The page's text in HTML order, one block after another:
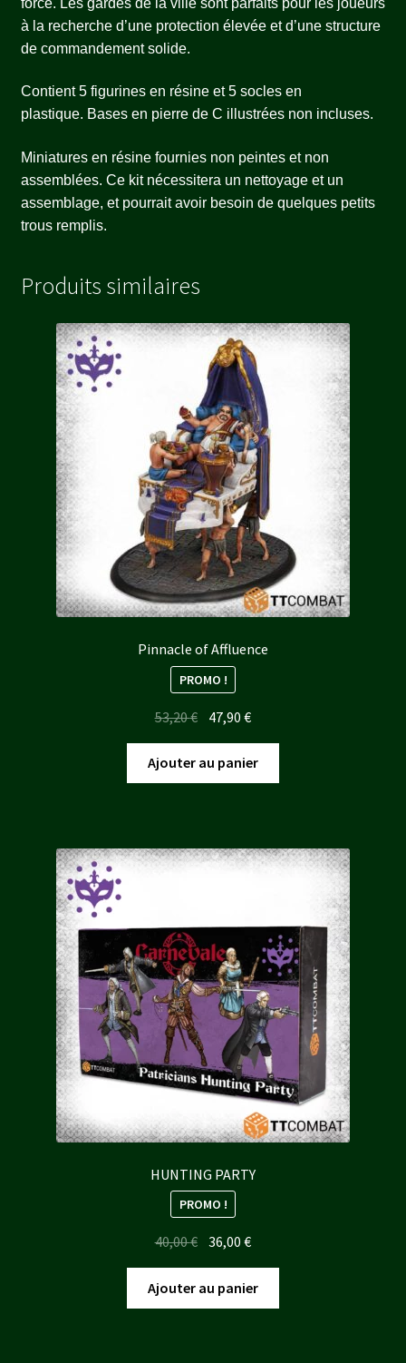
à la recherche d’une protection élevée et d’une structure
de commandement solide.
Contient 5 figurines en résine et 5 socles en
plastique. Bases en pierre de C illustrées non incluses.
Miniatures en résine fournies non peintes et non
assemblées. Ce kit nécessitera un nettoyage et un
assemblage, et pourrait avoir besoin de quelques petits
trous remplis.
Produits similaires
Pinnacle of Affluence
PROMO !
53,20€ Le
initial
était :
47,90€Le
actuel
est :
Ajouter au panier
HUNTING PARTY
PROMO !
40,00€ Le
initial
était :
36,00€Le
actuel
est :
Ajouter au panier